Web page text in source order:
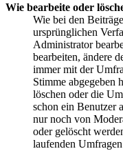
Wie bearbeite oder
Wie bei den
ursprünglichen
Administrator
bearbeiten, ändere
immer mit der
Stimme abgegeben
löschen oder die
schon ein Benutzer
nur noch von
oder gelöscht
laufenden